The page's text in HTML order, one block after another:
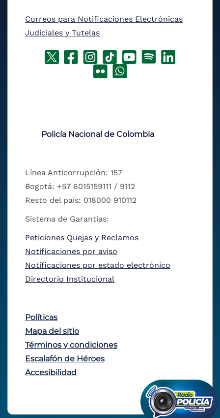
Correos para Notificaciones Electrónicas
Judiciales y Tutelas
Policía Nacional de Colombia
Línea Anticorrupción: 157
Bogotá: +57 6015159111 / 9112
Resto del país: 018000 910112
Sistema de Garantías:
Peticiones Quejas y Reclamos
Notificaciones por aviso
Notificaciones por estado electrónico
Directorio Institucional
Políticas
Mapa del sitio
Términos y condiciones
Escalafón de Héroes
Accesibilidad